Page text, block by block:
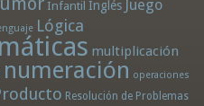
Infantil Inglés Juego
Lógica
multiplicación
numeración operaciones
Resolución de Problemas